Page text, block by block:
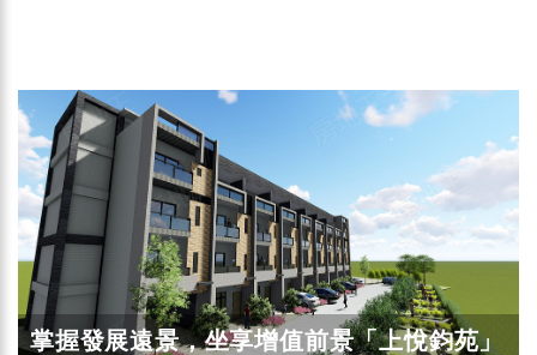
掌握發展遠景，坐享增值前景「上悅鈞苑」